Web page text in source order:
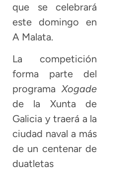
que se celebrará
este domingo en
A Malata.
La competición
forma parte del
programaXogade
de la Xunta de
Galicia y traerá a la
ciudad naval a más
de un centenar de
duatletas